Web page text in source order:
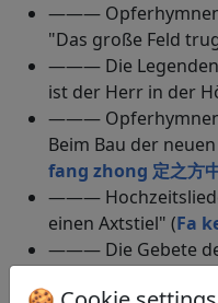
——— Opferhymnen
"Das große Feld
——— Die Legenden
ist der Herr in der
——— Opferhymnen
Beim Bau der
fang zhong 定之方
———
einen Axtstiel" (Fa
——— Die Gebete